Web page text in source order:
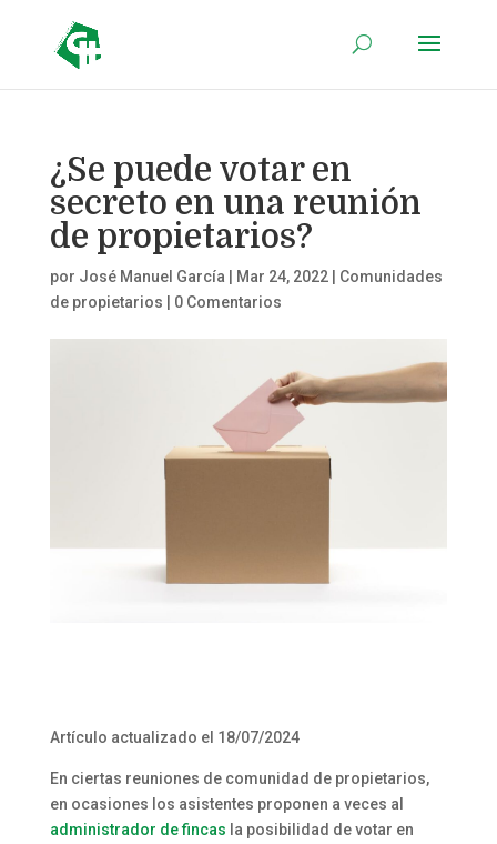
¿Se puede votar en
secreto en una reunión
de propietarios?
por José Manuel García Mar 24, 2022| Comunidades
de propietarios
0 Comentarios
Artículo actualizado el 18/07/2024
En ciertas reuniones de comunidad de propietarios,
en ocasiones los asistentes proponen a veces al
administrador de fincas la posibilidad de votar en